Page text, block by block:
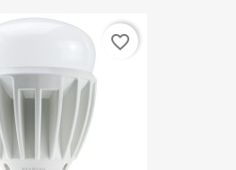
favorite_border